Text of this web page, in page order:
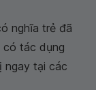
nghĩa trẻ đã
có tác dụng
ngay tại các